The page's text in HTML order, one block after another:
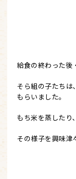
給食の終わった後
そら組の子たちは
もらいました。
もち米を蒸したり
その様子を興味津